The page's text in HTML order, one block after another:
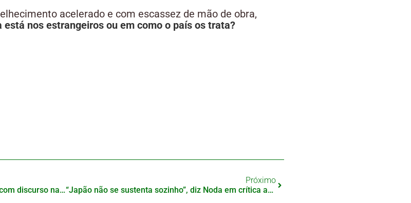
acelerado e com escassez de mão de obra,
está nos estrangeiros ou em como o país os trata?
Sanseitō cresce e desafia elite política com discurso nacionalista no Japão
Próximo
“Japão não se sustenta sozinho”, diz Noda em crítica ao discurso nacionalista